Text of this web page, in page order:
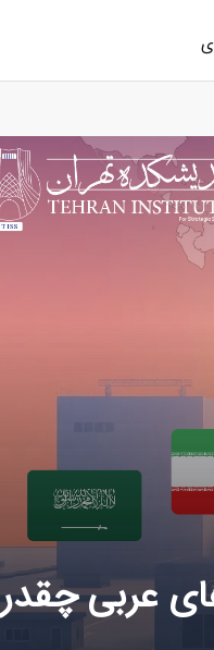
عربی چقدر